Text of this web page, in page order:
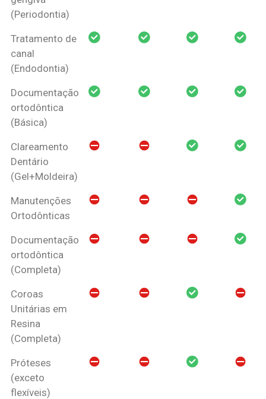
(Periodontia)
Tratamento de
canal
(Endodontia)
Documentação
ortodôntica
(Básica)
Clareamento
Dentário
(Gel+Moldeira)
Manutenções
Ortodônticas
Documentação
ortodôntica
(Completa)
Coroas
Unitárias em
Resina
(Completa)
Próteses
(exceto
flexíveis)